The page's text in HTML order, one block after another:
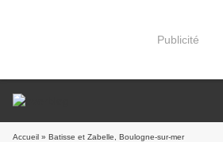
Publicité
Accueil » Batisse et Zabelle, Boulogne-sur-mer